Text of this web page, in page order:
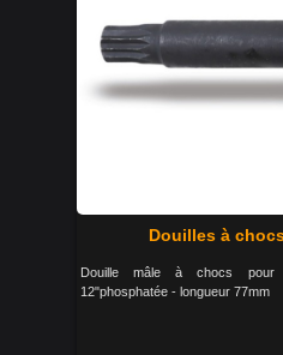
Douilles à
Douille mâle à chocs
12"phosphatée - longueur 77mm